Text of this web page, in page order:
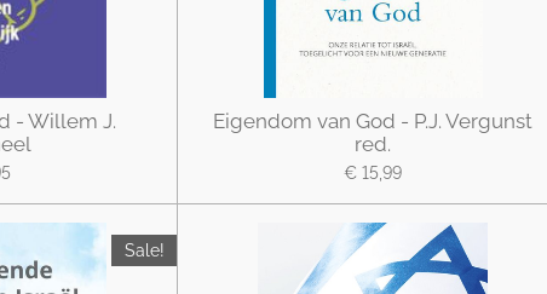
- Willem J.
Eigendom van God - P.J. Vergunst
red.
€ 15,99
Sale!